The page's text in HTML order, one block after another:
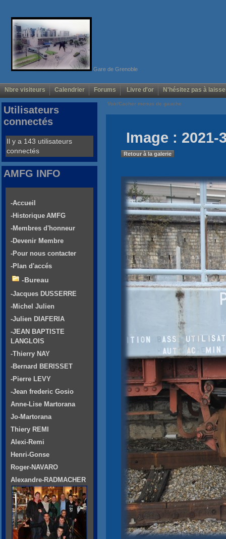
Gare de Grenoble
Nbre visiteurs Calendrier Forums Livre d'or N'hésitez pas à
Voir/Cacher menus de gauche
Image : 2021-
Retour à la galerie
Utilisateurs
connectés
Il y a 143 utilisateurs
connectés
AMFG INFO
-Accueil
-Historique AMFG
-Membres d'honneur
-Devenir Membre
-Pour nous contacter
-Plan d'accés
-Bureau
-Jacques DUSSERRE
-Michel Julien
-Julien DIAFERIA
-JEAN BAPTISTE
LANGLOIS
-Thierry NAY
-Bernard BERISSET
-Pierre LEVY
-Jean frederic Gosio
Anne-Lise Martorana
Jo-Martorana
Thiery REMI
Alexi-Remi
Henri-Gonse
Roger-NAVARO
Alexandre-RADMACHER